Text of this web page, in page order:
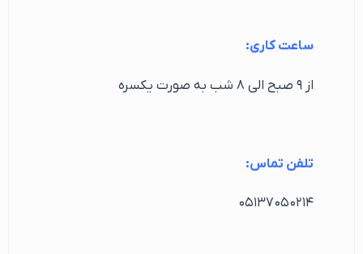
ساعت کاری:
از ۹ صبح الی ۸ شب به صورت یکسره
تلفن تماس:
۰۵۱۳۷۰۵۰۲۱۴